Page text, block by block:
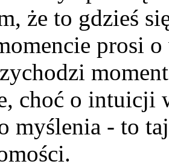
że to gdzieś
prosi
choć o intuicji
myślenia - to